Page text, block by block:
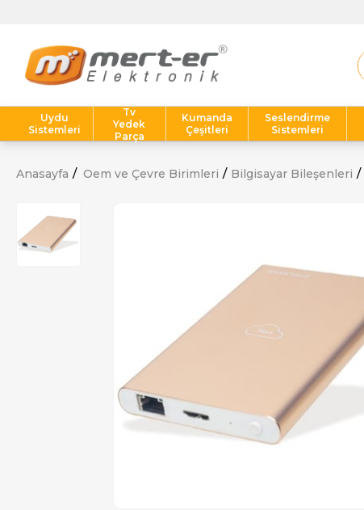
Uydu
Sistemleri
Tv
Yedek
Parça
Kumanda
Çeşitleri
Seslendirme
Sistemleri
Anasayfa Oem ve Çevre Birimleri Bilgisayar Bileşenleri